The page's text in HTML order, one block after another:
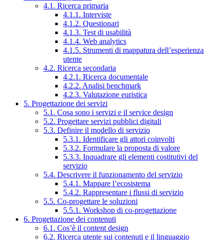
4.1. Ricerca primaria
4.1.1. Interviste
4.1.2. Questionari
4.1.3. Test di usabilità
4.1.4. Web analytics
4.1.5. Strumenti di mappatura dell’esperienza
utente
4.2. Ricerca secondaria
4.2.1. Ricerca documentale
4.2.2. Analisi benchmark
4.2.3. Valutazione euristica
5. Progettazione dei servizi
5.1. Cosa sono i servizi e il service design
5.2. Progettare servizi pubblici digitali
5.3. Definire il modello di servizio
5.3.1. Identificare gli attori coinvolti
5.3.2. Formulare la proposta di valore
5.3.3. Inquadrare gli elementi costitutivi del
servizio
5.4. Descrivere il funzionamento del servizio
5.4.1. Mappare l’ecosistema
5.4.2. Rappresentare i flussi di servizio
5.5. Co-progettare le soluzioni
5.5.1. Workshop di co-progettazione
6. Progettazione dei contenuti
6.1. Cos’è il content design
6.2. Ricerca utente sui contenuti e il linguaggio